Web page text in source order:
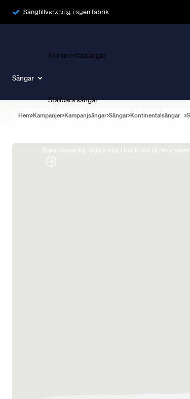
Sängtillverkning i egen fabrik
Sängar
Ramsängar
Kontinentalsängar
Ställbara sängar
Boka personlig rådgivning i butik och få
Hem Kampanjer Kampanjsängar Sängar Kontinentalsängar